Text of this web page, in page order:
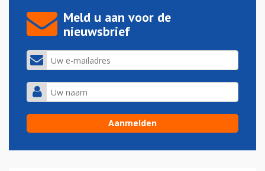
Meld u aan voor de
nieuwsbrief